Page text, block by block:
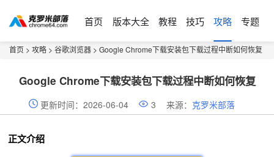
首页 版本大全 教程 技巧 攻略 专题
首页 > 攻略 > 谷歌浏览器 > Google Chrome下载安装包下载过程中断如何恢复
Google Chrome下载安装包下载过程中断如何恢复
更新时间：2026-06-04 3 来源： 克罗米部落
正文介绍